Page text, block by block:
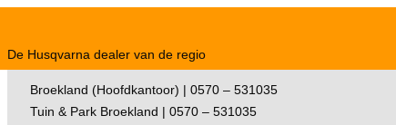
De Husqvarna dealer van de regio
Broekland (Hoofdkantoor) | 0570 – 531035
Tuin & Park Broekland | 0570 – 531035